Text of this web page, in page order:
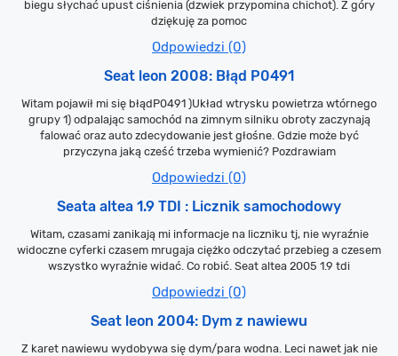
biegu słychać upust ciśnienia (dzwiek przypomina chichot). Z góry
dziękuję za pomoc
Odpowiedzi (0)
Seat leon 2008: Błąd P0491
Witam pojawił mi się błądP0491 )Układ wtrysku powietrza wtórnego
grupy 1) odpalając samochód na zimnym silniku obroty zaczynają
falować oraz auto zdecydowanie jest głośne. Gdzie może być
przyczyna jaką cześć trzeba wymienić? Pozdrawiam
Odpowiedzi (0)
Seata altea 1.9 TDI : Licznik samochodowy
Witam, czasami zanikają mi informacje na liczniku tj, nie wyraźnie
widoczne cyferki czasem mrugaja ciężko odczytać przebieg a czesem
wszystko wyraźnie widać. Co robić. Seat altea 2005 1.9 tdi
Odpowiedzi (0)
Seat leon 2004: Dym z nawiewu
Z karet nawiewu wydobywa się dym/para wodna. Leci nawet jak nie